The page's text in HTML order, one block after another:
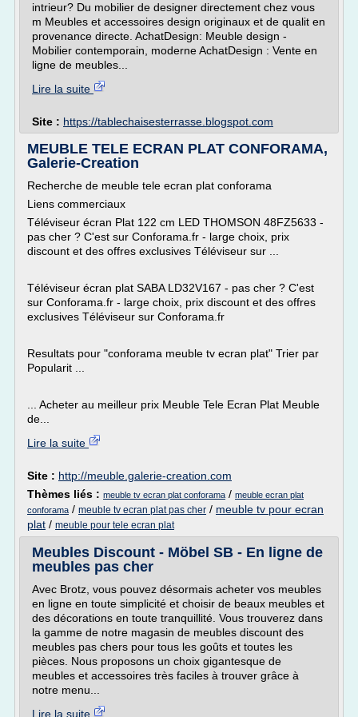
intrieur? Du mobilier de designer directement chez vous
m Meubles et accessoires design originaux et de qualit en
provenance directe. AchatDesign: Meuble design -
Mobilier contemporain, moderne AchatDesign : Vente en
ligne de meubles...
Lire la suite
Site : https://tablechaisesterrasse.blogspot.com
MEUBLE TELE ECRAN PLAT CONFORAMA,
Galerie-Creation
Recherche de meuble tele ecran plat conforama
Liens commerciaux
Téléviseur écran Plat 122 cm LED THOMSON 48FZ5633 -
pas cher ? C'est sur Conforama.fr - large choix, prix
discount et des offres exclusives Téléviseur sur ...
Téléviseur écran plat SABA LD32V167 - pas cher ? C'est
sur Conforama.fr - large choix, prix discount et des offres
exclusives Téléviseur sur Conforama.fr
Resultats pour "conforama meuble tv ecran plat" Trier par
Popularit ...
... Acheter au meilleur prix Meuble Tele Ecran Plat Meuble
de...
Lire la suite
Site : http://meuble.galerie-creation.com
Thèmes liés : meuble tv ecran plat conforama / meuble ecran plat
conforama / meuble tv ecran plat pas cher / meuble tv pour ecran
plat / meuble pour tele ecran plat
Meubles Discount - Möbel SB - En ligne de
meubles pas cher
Avec Brotz, vous pouvez désormais acheter vos meubles
en ligne en toute simplicité et choisir de beaux meubles et
des décorations en toute tranquillité. Vous trouverez dans
la gamme de notre magasin de meubles discount des
meubles pas chers pour tous les goûts et toutes les
pièces. Nous proposons un choix gigantesque de
meubles et accessoires très faciles à trouver grâce à
notre menu...
Lire la suite